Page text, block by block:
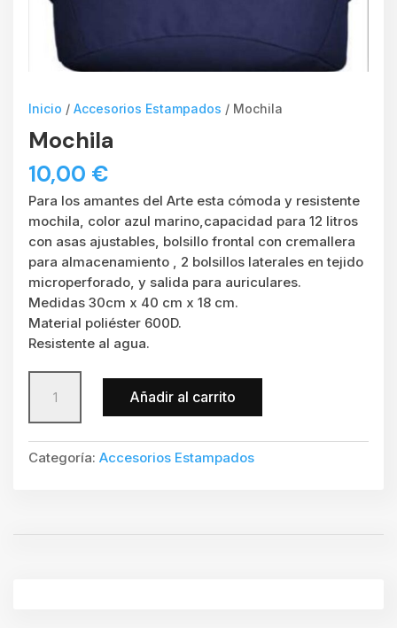
Inicio / Accesorios Estampados / Mochila
Mochila
10,00 €
Para los amantes del Arte esta cómoda y resistente
mochila, color azul marino,capacidad para 12 litros
con asas ajustables, bolsillo frontal con cremallera
para almacenamiento , 2 bolsillos laterales en tejido
microperforado, y salida para auriculares.
Medidas 30cm x 40 cm x 18 cm.
Material poliéster 600D.
Resistente al agua.
cantidad
Añadir al carrito
Categoría: Accesorios Estampados